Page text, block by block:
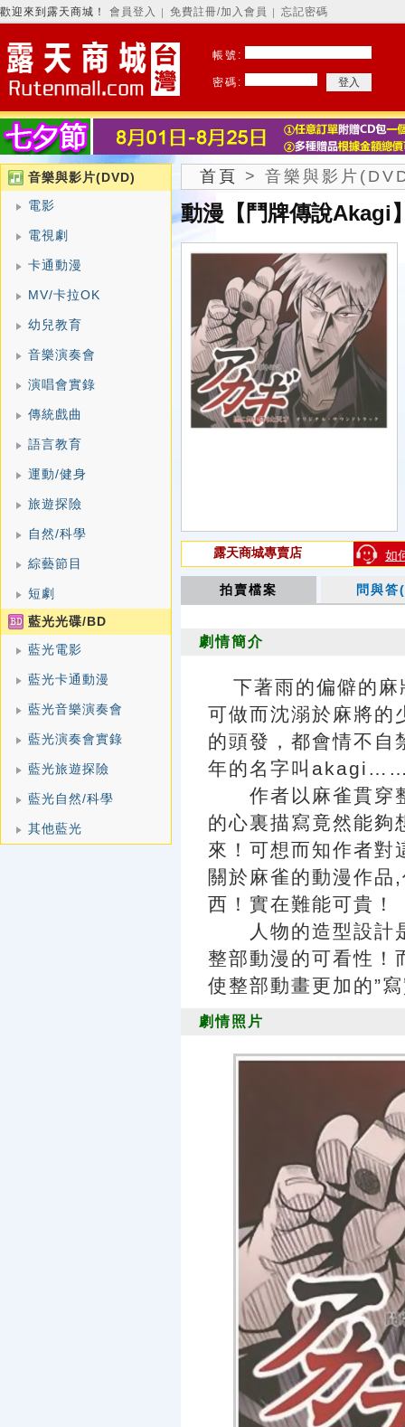
歡迎來到露天商城！ 會員登入 免費註冊/加入會員 忘記密碼
帳號:
密碼:
音樂與影片(DVD)
電影
電視劇
卡通動漫
MV/卡拉OK
幼兒教育
音樂演奏會
演唱會實錄
傳統戲曲
語言教育
運動/健身
旅遊探險
自然/科學
綜藝節目
短劇
藍光光碟/BD
藍光電影
藍光卡通動漫
藍光音樂演奏會
藍光演奏會實錄
藍光旅遊探險
藍光自然/科學
其他藍光
首頁 > 音樂與影片
動漫【鬥牌傳說Akagi
如
露天商城專賣店
拍賣檔案 問與
劇情簡介
下著雨的偏僻的
可做而沈溺於麻將的
的頭發，都會情不自
年的名字叫
作者以麻雀貫穿整
的心裏描寫竟然能夠
來！可想而知作者對
關於麻雀的動漫作品
西！實在難能可貴！
人物的造型設計是
整部動漫的可看性！
使整部動畫更加的”
劇情照片